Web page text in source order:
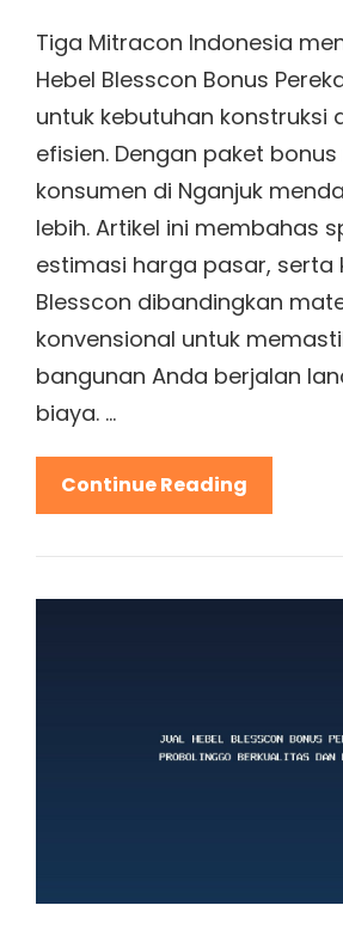
Tiga Mitracon Indonesia
Hebel Blesscon Bonus
untuk kebutuhan konstruksi
efisien. Dengan paket
konsumen di Nganjuk
lebih. Artikel ini membahas
estimasi harga pasar, serta
Blesscon dibandingkan
konvensional untuk
bangunan Anda berjalan
biaya. …
Continue Reading
Hebel
Blesscon
Untuk